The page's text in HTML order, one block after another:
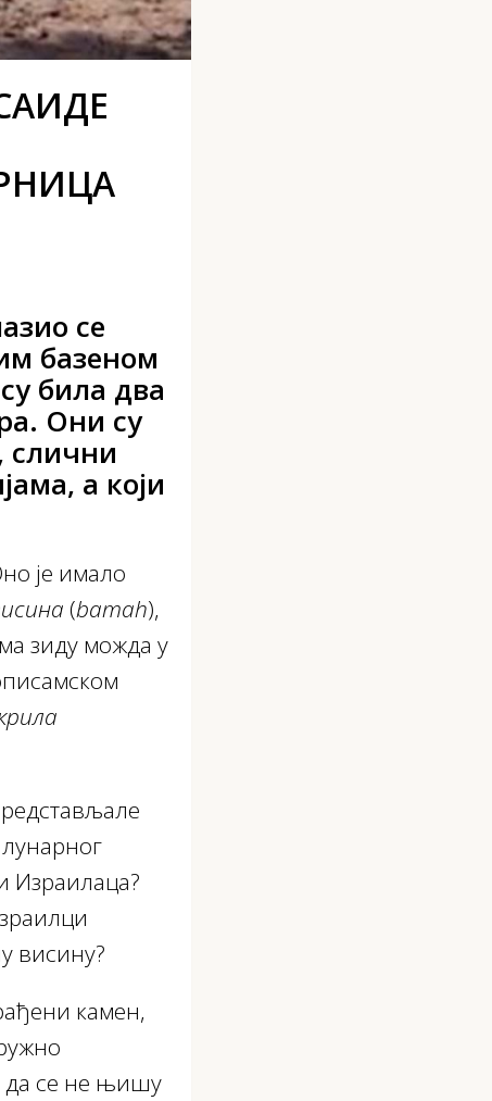
се
базеном
била два
Они су
слични
а који
је имало
(bamah),
зиду можда у
Израилаца?
висину?
камен,
да се не њишу